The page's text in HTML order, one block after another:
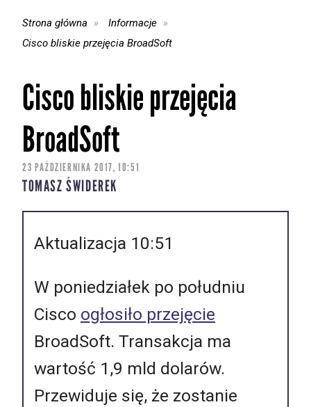
Strona główna
Informacje
Cisco bliskie przejęcia BroadSoft
Cisco bliskie przejęcia
BroadSoft
23 PAŹDZIERNIKA 2017, 10:51
TOMASZ ŚWIDEREK
Aktualizacja 10:51
W poniedziałek po południu
Cisco ogłosiło przejęcie
BroadSoft. Transakcja ma
wartość 1,9 mld dolarów.
Przewiduje się, że zostanie